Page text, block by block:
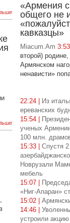
«Армения
общего не
кавказцы»
Miacum.Am
второй)
Армянском
ненависти»
22:24 |
Из
ереванских
15:54 |
ученых
100 млн.
15:33 | Спустя
Новрузали
мебель
15:07 |
«Ниг-Апаран»
15:02 |
14:46 |
устроили